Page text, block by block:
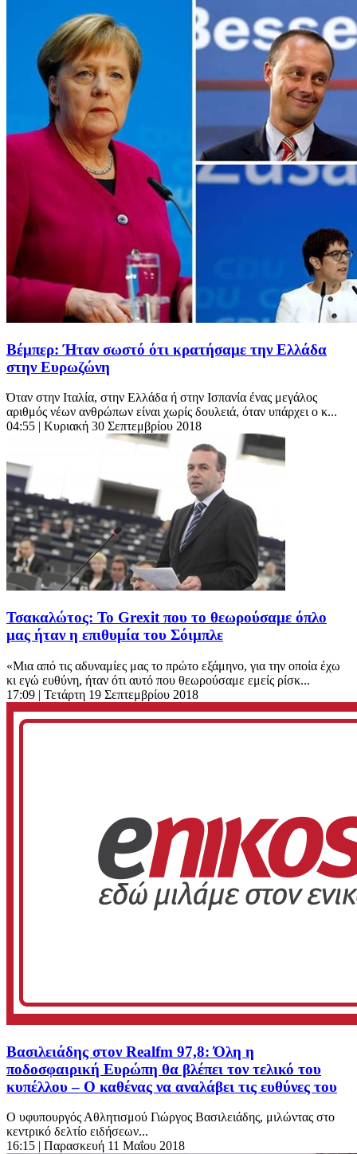
Βέμπερ: Ήταν σωστό ότι κρατήσαμε την Ελλάδα
στην Ευρωζώνη
Όταν στην Ιταλία, στην Ελλάδα ή στην Ισπανία ένας μεγάλος
αριθμός νέων ανθρώπων είναι χωρίς δουλειά, όταν υπάρχει ο κ...
04:55 | Κυριακή 30 Σεπτεμβρίου 2018
Τσακαλώτος: Το Grexit που το θεωρούσαμε όπλο
μας ήταν η επιθυμία του Σόιμπλε
«Μια από τις αδυναμίες μας το πρώτο εξάμηνο, για την οποία έχω
κι εγώ ευθύνη, ήταν ότι αυτό που θεωρούσαμε εμείς ρίσκ...
17:09 | Τετάρτη 19 Σεπτεμβρίου 2018
Βασιλειάδης στον Realfm 97,8: Όλη η
ποδοσφαιρική Ευρώπη θα βλέπει τον τελικό του
κυπέλλου – Ο καθένας να αναλάβει τις ευθύνες του
Ο υφυπουργός Αθλητισμού Γιώργος Βασιλειάδης, μιλώντας στο
κεντρικό δελτίο ειδήσεων...
16:15 | Παρασκευή 11 Μαΐου 2018